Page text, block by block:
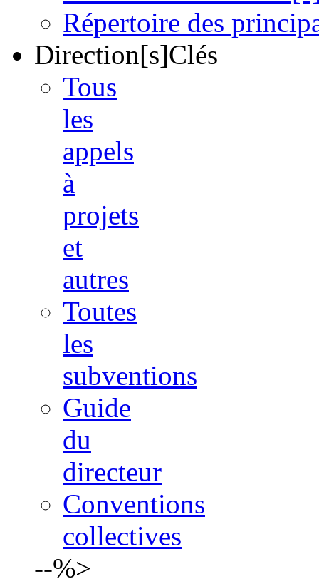
Répertoire des
Direction[s]Clés
Tous
les
appels
à
projets
et
autres
Toutes
les
subventions
Guide
du
directeur
Conventions
collectives
--%>